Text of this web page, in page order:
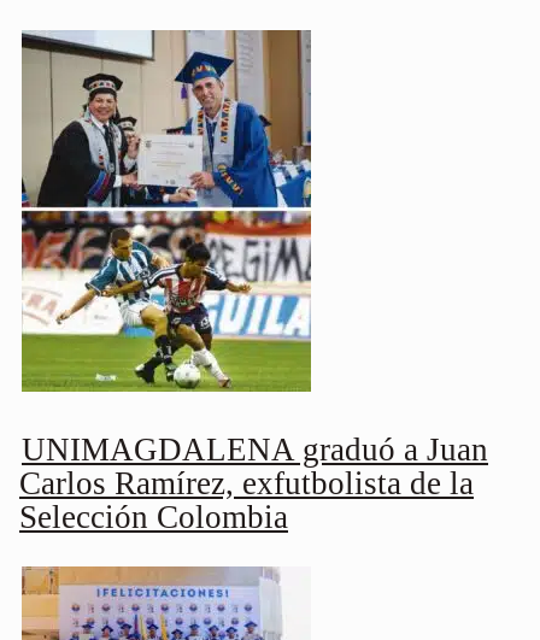
UNIMAGDALENA graduó a Juan
Carlos Ramírez, exfutbolista de la
Selección Colombia